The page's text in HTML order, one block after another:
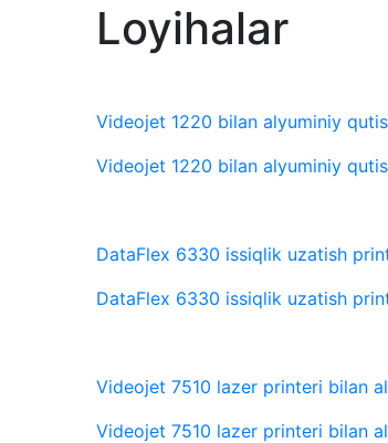
Loyihalar
Videojet 1220 bilan alyuminiy
Videojet 1220 bilan alyuminiy
DataFlex 6330 issiqlik uzatish
DataFlex 6330 issiqlik uzatish
Videojet 7510 lazer printeri bilan
Videojet 7510 lazer printeri bilan